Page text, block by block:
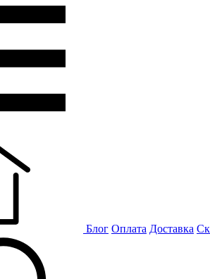
Блог Оплата Доставка